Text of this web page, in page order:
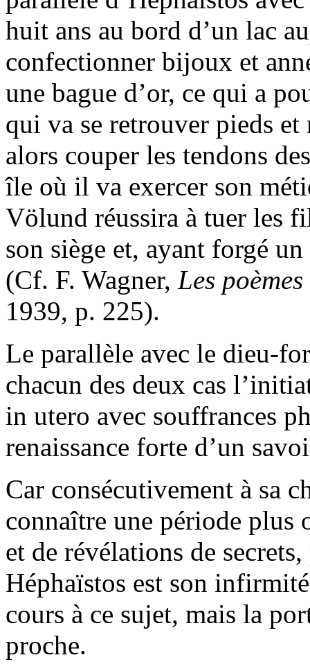
huit ans au bord d’un lac
confectionner bijoux et
une bague d’or, ce qui a
qui va se retrouver pieds
alors couper les tendons
île où il va exercer son
Völund réussira à tuer les
son siège et, ayant forgé
(Cf. F. Wagner, Les
1939, p. 225).
Le parallèle avec le dieu-
chacun des deux cas
in utero avec souffrances
renaissance forte d’un
Car consécutivement à sa
connaître une période plus
et de révélations de
Héphaïstos est son
cours à ce sujet, mais la
proche.